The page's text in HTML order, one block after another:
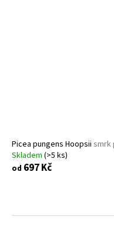
Picea pungens Hoopsii smrk
Skladem (>5 ks)
od 697 Kč